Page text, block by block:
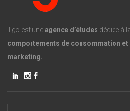
iligo est uneagence d’études dédiée à la
comportements de consommation et
marketing.